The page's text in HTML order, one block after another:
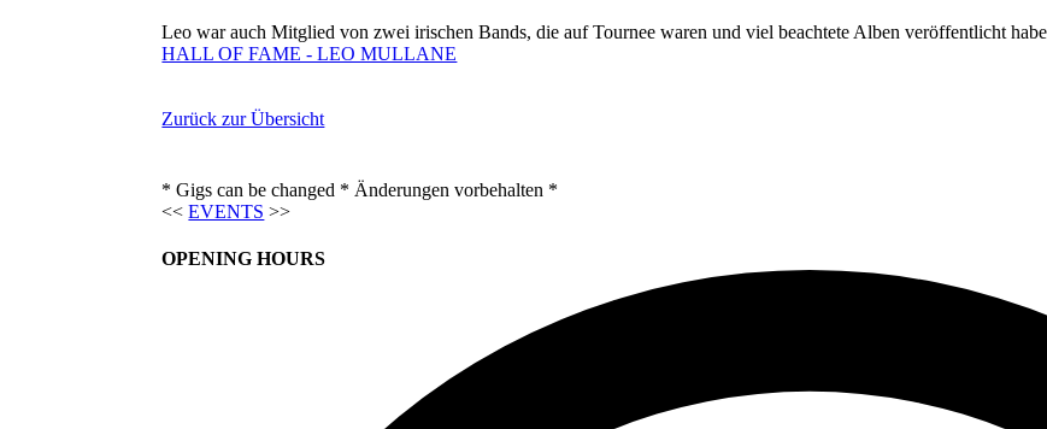
Leo war auch Mitglied von zwei irischen Bands, die auf Tournee waren und viel beachtete Alben veröffentlicht
HALL OF FAME - LEO MULLANE
Zurück zur Übersicht
* Gigs can be changed * Änderungen vorbehalten *
<<EVENTS >>
OPENING HOURS